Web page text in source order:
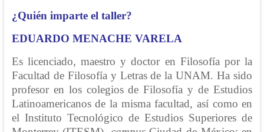
¿Quién imparte el taller?
EDUARDO MENACHE VARELA
Es licenciado, maestro y doctor en Filosofía por la
Facultad de Filosofía y Letras de la UNAM. Ha sido
profesor en los colegios de Filosofía y de Estudios
Latinoamericanos de la misma facultad, así como en
el Instituto Tecnológico de Estudios Superiores de